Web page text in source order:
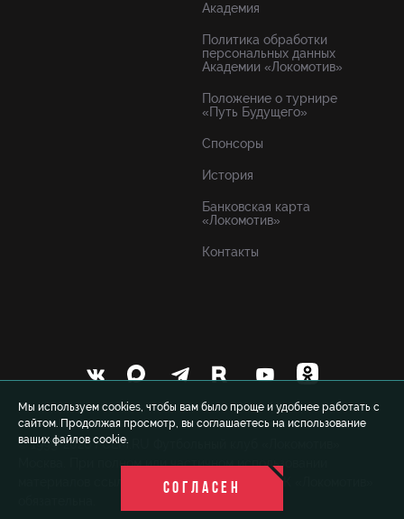
Мы используем cookies, чтобы вам было проще и удобнее работать с
сайтом. Продолжая просмотр, вы соглашаетесь на использование
ваших файлов cookie.
СОГЛАСЕН
Академия
Политика обработки
персональных данных
Академии «Локомотив»
Положение о турнире
«Путь Будущего»
Спонсоры
История
Банковская карта
«Локомотив»
Контакты
© 1999-2026 FCLM.RU Футбольный клуб «Локомотив»
Москва. При полном или частичном использовании
материалов ссылка на официальный сайт ФК «Локомотив»